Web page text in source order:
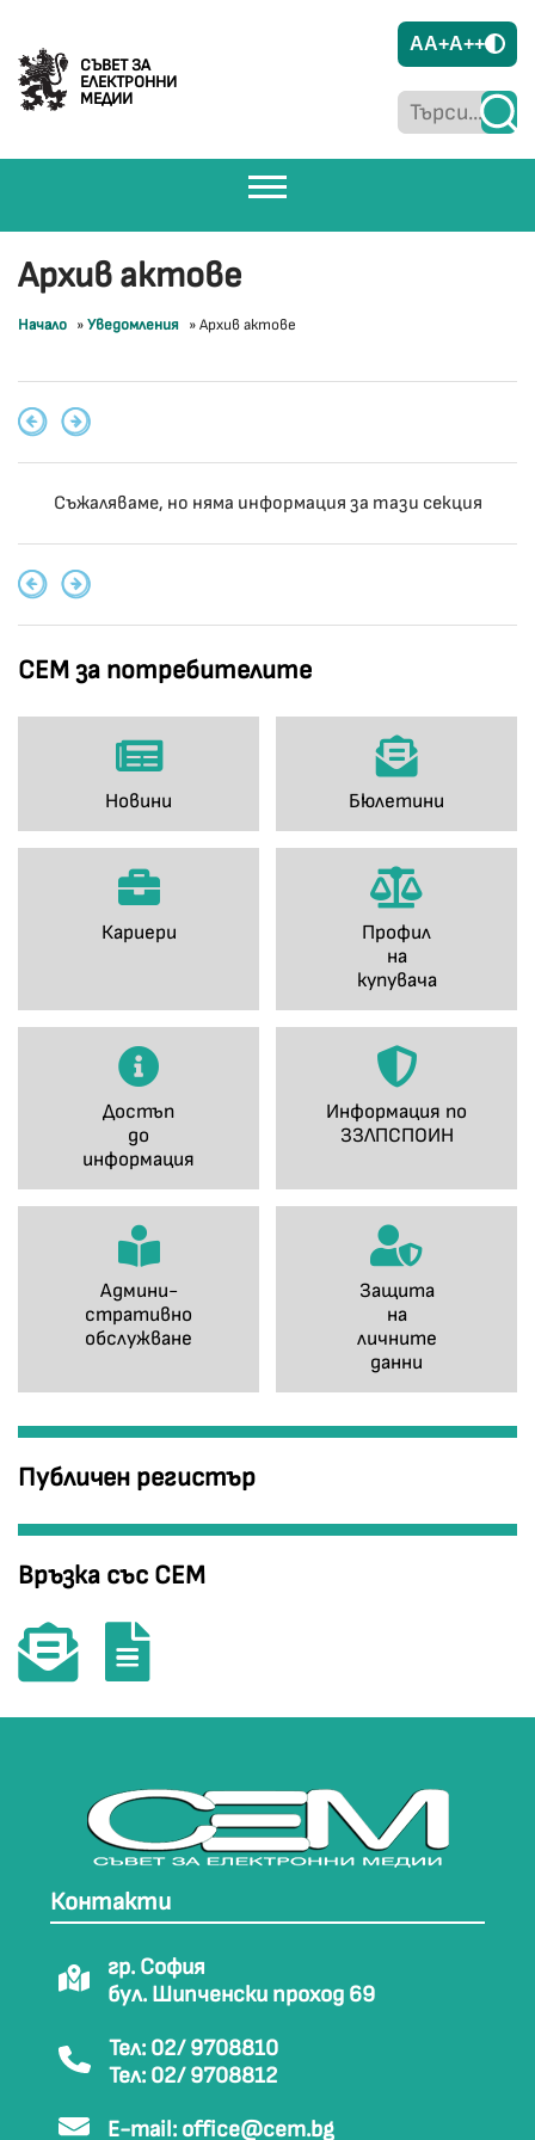
СЪВЕТ ЗА
ЕЛЕКТРОННИ
МЕДИИ
AA+A++
СЕМ за потребителите
Новини Бюлетини
Кариери
Профил
на
купувача
Достъп
до
информация
Информация по
ЗЗЛПСПОИН
Админи-
стративно
обслужване
Защита
на
личните
данни
Публичен регистър
Връзка със СЕМ
Архив актове
Начало »Уведомления »Архив актове
Съжаляваме, но няма информация за тази секция
Контакти
гр. София
бул. Шипченски проход 69
Тел: 02/ 9708810
Тел: 02/ 9708812
E-mail: office@cem.bg